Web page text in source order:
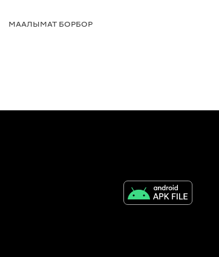
МААЛЫМАТ БОРБОР